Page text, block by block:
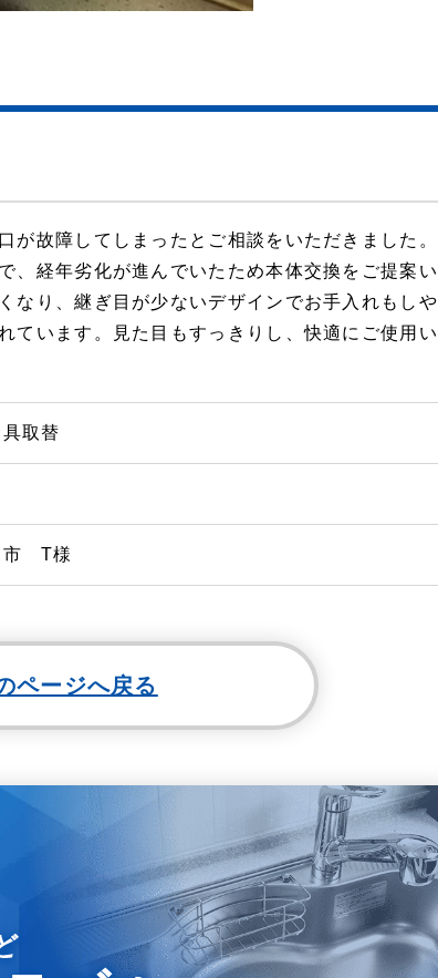
が故障してしまったとご相談をいただきました。
、経年劣化が進んでいたため本体交換をご提案い
なり、継ぎ目が少ないデザインでお手入れもしや
ています。見た目もすっきりし、快適にご使用い
取替
市 T様
ページへ戻る